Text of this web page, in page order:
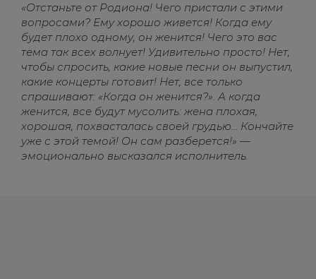
«Отстаньте от Родиона! Чего пристали с этими
вопросами? Ему хорошо живется! Когда ему
будет плохо одному, он женится! Чего это вас
тема так всех волнует! Удивительно просто! Нет,
чтобы спросить, какие новые песни он выпустил,
какие концерты готовит! Нет, все только
спрашивают: «Когда он женится?». А когда
женится, все будут мусолить: жена плохая,
хорошая, похвасталась своей грудью… Кончайте
уже с этой темой! Он сам разберется!» —
эмоционально высказался исполнитель.